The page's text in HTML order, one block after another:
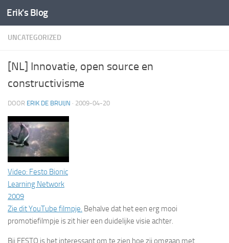
Doorgaan naar inhoud
Erik's Blog
UNCATEGORIZED
[NL] Innovatie, open source en
constructivisme
DOOR ERIK DE BRUIJN · 2009-04-20
Video: Festo Bionic
Learning Network
2009
Zie dit YouTube filmpje. Behalve dat het een erg mooi
promotiefilmpje is zit hier een duidelijke visie achter.
Bij FESTO is het interessant om te zien hoe zij omgaan met